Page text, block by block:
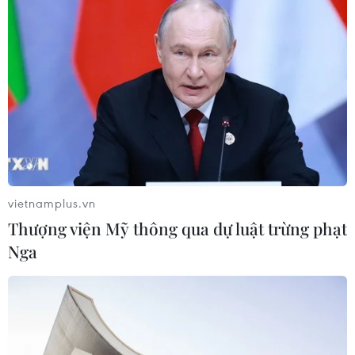
động vật không đủ điều kiện trước
31/10
03/08/2026 11:31
Bệnh viện hạng đặc biệt cơ sở Ninh
Bình khẳng định "cánh tay nối dài"
03/08/2026 07:15
Bộ Y tế: Đề xuất quỹ Bảo hiểm y tế
thanh toán chi phí khám chữa bệnh y
học gia đình
03/08/2026 07:04
Siết giám định, kiểm soát chặt chi
vietnamplus.vn
Thượng viện Mỹ thông qua dự luật trừng phạt
Nga